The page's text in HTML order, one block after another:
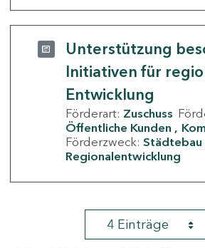
Unterstützung
Initiativen für
Entwicklung
Förderart: Zuschuss
Öffentliche Kunden
Förderzweck: Städtebau
Regionalentwicklung
4 Einträge